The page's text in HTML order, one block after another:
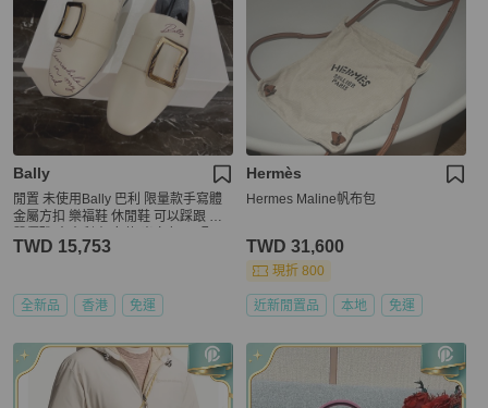
Bally
閒置 未使用Bally 巴利 限量款手寫體
金屬方扣 樂福鞋 休閒鞋 可以踩跟 氣
7 碼 附件：盒子 塵袋。
TWD 15,753
全新品 香港 免運
Hermès
Hermes Maline帆布包
TWD 31,600
現折 800
近新閒置品 本地 免運